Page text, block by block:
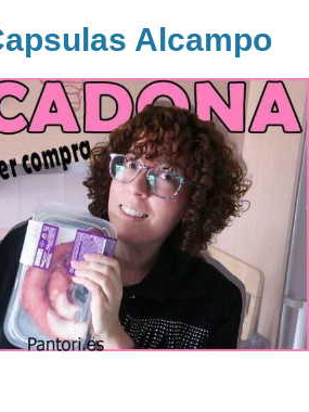
Alcampo